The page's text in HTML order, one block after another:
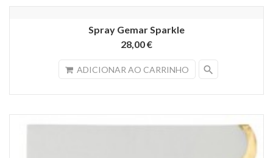
Spray Gemar Sparkle
28,00 €
ADICIONAR AO CARRINHO search